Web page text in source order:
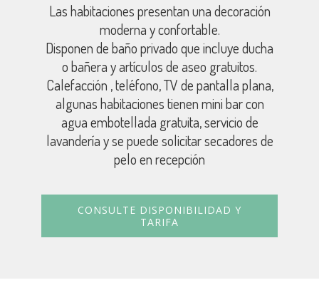
Las habitaciones presentan una decoración
moderna y confortable.
Disponen de baño privado que incluye ducha
o bañera y artículos de aseo gratuitos.
Calefacción , teléfono, TV de pantalla plana,
algunas habitaciones tienen mini bar con
agua embotellada gratuita, servicio de
lavandería y se puede solicitar secadores de
pelo en recepción
CONSULTE DISPONIBILIDAD Y
TARIFA